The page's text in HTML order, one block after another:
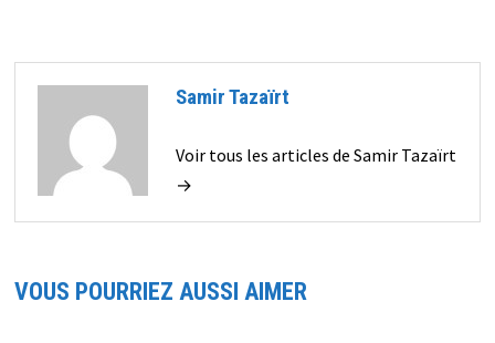
Samir Tazaïrt
Voir tous les articles de Samir Tazaïrt
→
VOUS POURRIEZ AUSSI AIMER